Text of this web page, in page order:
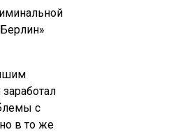
с
в то же